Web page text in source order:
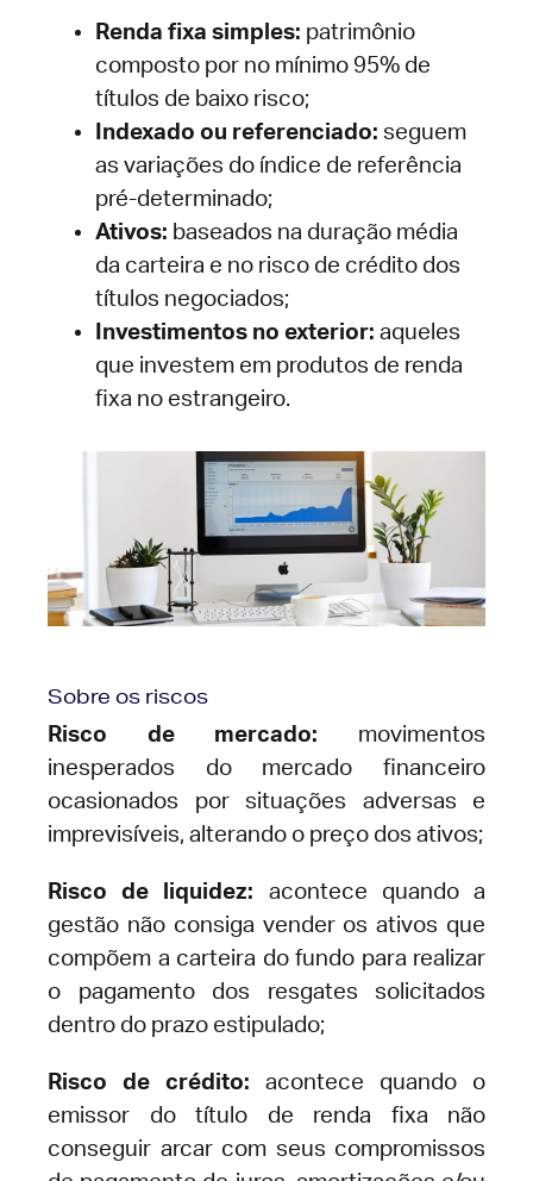
Renda fixa simples: patrimônio
composto por no mínimo 95% de
títulos de baixo risco;
Indexado ou referenciado: seguem
as variações do índice de referência
pré-determinado;
Ativos: baseados na duração média
da carteira e no risco de crédito dos
títulos negociados;
Investimentos no exterior: aqueles
que investem em produtos de renda
fixa no estrangeiro.
Sobre os riscos
Risco de mercado: movimentos
inesperados do mercado financeiro
ocasionados por situações adversas e
imprevisíveis, alterando o preço dos ativos;
Risco de liquidez: acontece quando a
gestão não consiga vender os ativos que
compõem a carteira do fundo para realizar
o pagamento dos resgates solicitados
dentro do prazo estipulado;
Risco de crédito: acontece quando o
emissor do título de renda fixa não
conseguir arcar com seus compromissos